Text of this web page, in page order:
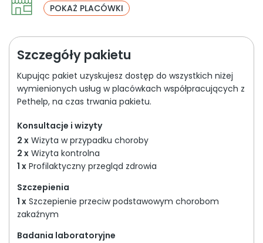
POKAŻ PLACÓWKI
Szczegóły pakietu
Kupując pakiet uzyskujesz dostęp do wszystkich niżej
wymienionych usług w placówkach współpracujących z
Pethelp, na czas trwania pakietu.
Konsultacje i wizyty
2 x Wizyta w przypadku choroby
2 x Wizyta kontrolna
1 x Profilaktyczny przegląd zdrowia
Szczepienia
1 x Szczepienie przeciw podstawowym chorobom
zakaźnym
Badania laboratoryjne